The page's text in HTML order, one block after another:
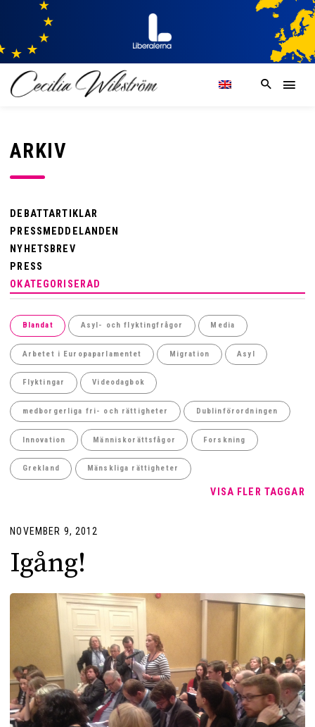
ARKIV
DEBATTARTIKLAR
PRESSMEDDELANDEN
NYHETSBREV
PRESS
OKATEGORISERAD
Blandat Asyl- och flyktingfrågor Media
Arbetet i Europaparlamentet Migration Asyl
Flyktingar Videodagbok
medborgerliga fri- och rättigheter Dublinförordningen
Innovation Människorättsfågor Forskning
Grekland Mänskliga rättigheter
VISA FLER TAGGAR
NOVEMBER 9, 2012
Igång!